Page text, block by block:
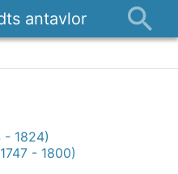
antavlor
- 1824)
- 1800)